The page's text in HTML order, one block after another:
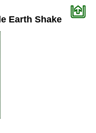
Earth Shake